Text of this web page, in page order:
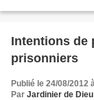
Intentions de
prisonniers
Publié le 24/08/2012
Par Jardinier de Dieu